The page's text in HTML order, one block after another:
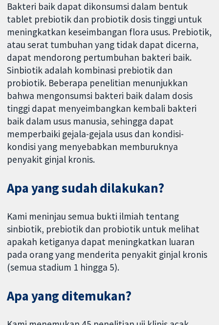
Bakteri baik dapat dikonsumsi dalam bentuk
tablet prebiotik dan probiotik dosis tinggi untuk
meningkatkan keseimbangan flora usus. Prebiotik,
atau serat tumbuhan yang tidak dapat dicerna,
dapat mendorong pertumbuhan bakteri baik.
Sinbiotik adalah kombinasi prebiotik dan
probiotik. Beberapa penelitian menunjukkan
bahwa mengonsumsi bakteri baik dalam dosis
tinggi dapat menyeimbangkan kembali bakteri
baik dalam usus manusia, sehingga dapat
memperbaiki gejala-gejala usus dan kondisi-
kondisi yang menyebabkan memburuknya
penyakit ginjal kronis.
Apa yang sudah dilakukan?
Kami meninjau semua bukti ilmiah tentang
sinbiotik, prebiotik dan probiotik untuk melihat
apakah ketiganya dapat meningkatkan luaran
pada orang yang menderita penyakit ginjal kronis
(semua stadium 1 hingga 5).
Apa yang ditemukan?